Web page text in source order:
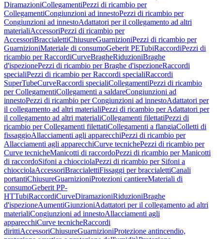
DiramazioniCollegamentiPezzi di ricambio per
CollegamentiCongiunzioni ad innestoPezzi di ricambio per
Congiunzioni ad innestoAdattatori per il collegamento ad altri
materialiAccessoriPezzi di ricambio per
AccessoriBraccialettiChiusureGuarnizioniPezzi di ricambio per
GuarnizioniMateriale di consumoGeberit PETubiRaccordiPezzi di
ricambio per RaccordiCurveBragheRiduzioniBraghe
d'ispezionePezzi di ricambio per Braghe d'ispezioneRaccordi
specialiPezzi di ricambio per Raccordi specialiRaccordi
SuperTubeCurveRaccordi specialiCollegamentiPezzi di ricambio
per CollegamentiCollegamenti a saldareCongiunzioni ad
innestoPezzi di ricambio per Congiunzioni ad innestoAdattatori per
il collegamento ad altri materialiPezzi di ricambio per Adattatori per
il collegamento ad altri materialiCollegamenti filettatiPezzi di
ricambio per Collegamenti filettatiCollegamenti a flangiaColletti di
fissaggioAllacciamenti agli apparecchiPezzi di ricambio per
Allacciamenti agli apparecchiCurve tecnichePezzi di ricambio per
Curve tecnicheManicotti di raccordoPezzi di ricambio per Manicotti
di raccordoSifoni a chiocciolaPezzi di ricambio per Sifoni a
chiocciolaAccessoriBraccialettiFissaggi per braccialettiCanali
portantiChiusureGuarnizioniProtezioni cantiereMateriali di
consumoGeberit PP-
HTTubiRaccordiCurveDiramazioniRiduzioniBraghe
d'ispezioneAumentiGiunzioniAdattatori per il collegamento ad altri
materialiCongiunzioni ad innestoAllacciamenti agli
apparecchiCurve tecnicheRaccordi
dirittiAccessoriChiusureGuarnizioniProtezione antincendio,